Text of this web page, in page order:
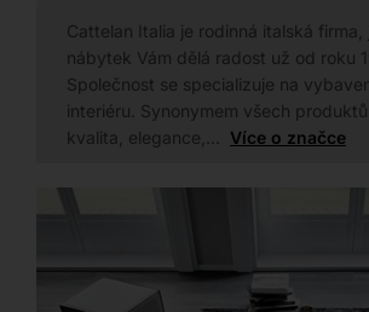
Cattelan Italia je rodinná italská
nábytek Vám dělá radost už od roku
Společnost se specializuje na
interiéru. Synonymem všech
kvalita, elegance,… Více o značce